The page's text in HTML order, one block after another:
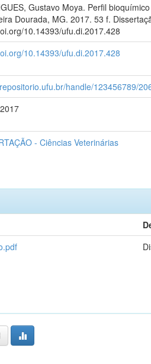
Gustavo Moya. Perfil
Dourada, MG. 2017. 53 f.
10.14393/ufu.di.2017.428
10.14393/ufu.di.2017.428
handle/123456789/
- Ciências Veterinárias